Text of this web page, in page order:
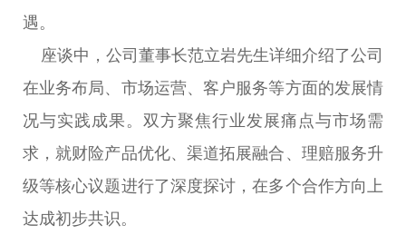
遇。
座谈中，公司董事长范立岩先生详细介绍了公司
在业务布局、市场运营、客户服务等方面的发展情
况与实践成果。双方聚焦行业发展痛点与市场需
求，就财险产品优化、渠道拓展融合、理赔服务升
级等核心议题进行了深度探讨，在多个合作方向上
达成初步共识。